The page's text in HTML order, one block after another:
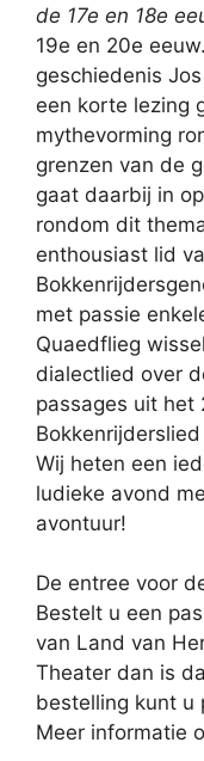
de 17e en 18e
19e en 20e
geschiedenis
een korte lezing
mythevorming
grenzen van de
gaat daarbij in
rondom dit
enthousiast lid
met passie
Quaedflieg
dialectlied over
passages uit het
Wij heten een
ludieke avond
avontuur!
De entree voor
Bestelt u een
van Land van
Theater dan is
bestelling kunt u
Meer informatie